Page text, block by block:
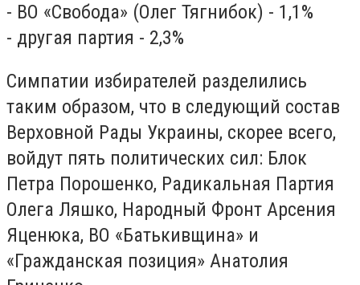
- ВО «Свобода» (Олег Тягнибок) - 1,1%
- другая партия - 2,3%
Симпатии избирателей разделились
таким образом, что в следующий состав
Верховной Рады Украины, скорее всего,
войдут пять политических сил: Блок
Петра Порошенко, Радикальная Партия
Олега Ляшко, Народный Фронт Арсения
Яценюка, ВО «Батькивщина» и
«Гражданская позиция» Анатолия